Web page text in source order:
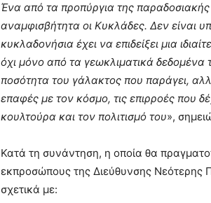
Ένα από τα προπύργια της
αναμφισβήτητα οι Κυκλάδες. Δεν είναι
κυκλαδονήσια έχει να επιδείξει μια
όχι μόνο από τα γεωκλιματικά δεδομένα
ποσότητα του γάλακτος που παράγει,
επαφές με τον κόσμο, τις επιρροές που
κουλτούρα και τον πολιτισμό του»,
Κατά τη συνάντηση, η οποία θα
εκπροσώπους της Διεύθυνσης Νεότερης
σχετικά με: